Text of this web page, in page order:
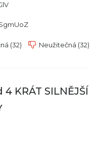
(32) Neužitečná (32)
KRÁT SILNĚJŠÍ